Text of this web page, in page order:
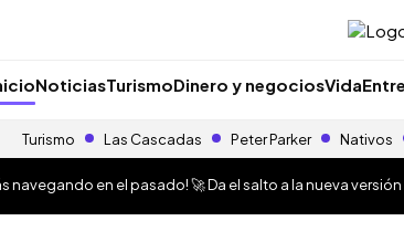
NoticiasTurismoDinero y negociosVida
Turismo Las Cascadas Peter Parker Nativos
navegando en el pasado! 🚀 Da el salto a la nueva